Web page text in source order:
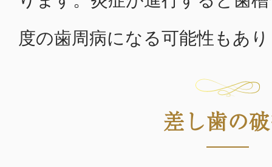
度の歯周病になる可能性もあ
差し歯の